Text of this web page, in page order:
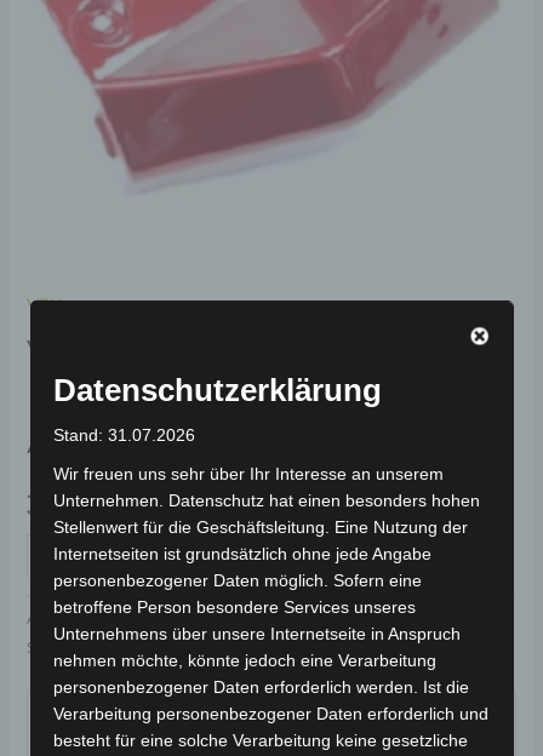
VSX
VSX HINTERES
RÜCKLICHT UNTERE
ABDECKUNG-ROT
39,00€ *
IN DEN WARENKORB
Artikelnummer:3H202-6011A-04 Kategorie:VSX
Schlagwort:
Garantiert sicherer Checkout
Datenschutzerklärung
Stand: 31.07.2026
Wir freuen uns sehr über Ihr Interesse an unserem
Unternehmen. Datenschutz hat einen besonders hohen
Stellenwert für die Geschäftsleitung. Eine Nutzung der
Internetseiten ist grundsätzlich ohne jede Angabe
personenbezogener Daten möglich. Sofern eine
betroffene Person besondere Services unseres
Unternehmens über unsere Internetseite in Anspruch
nehmen möchte, könnte jedoch eine Verarbeitung
personenbezogener Daten erforderlich werden. Ist die
Verarbeitung personenbezogener Daten erforderlich und
besteht für eine solche Verarbeitung keine gesetzliche